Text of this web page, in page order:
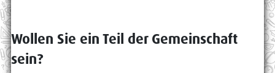
Wollen Sie ein Teil der Gemeinschaft
sein?